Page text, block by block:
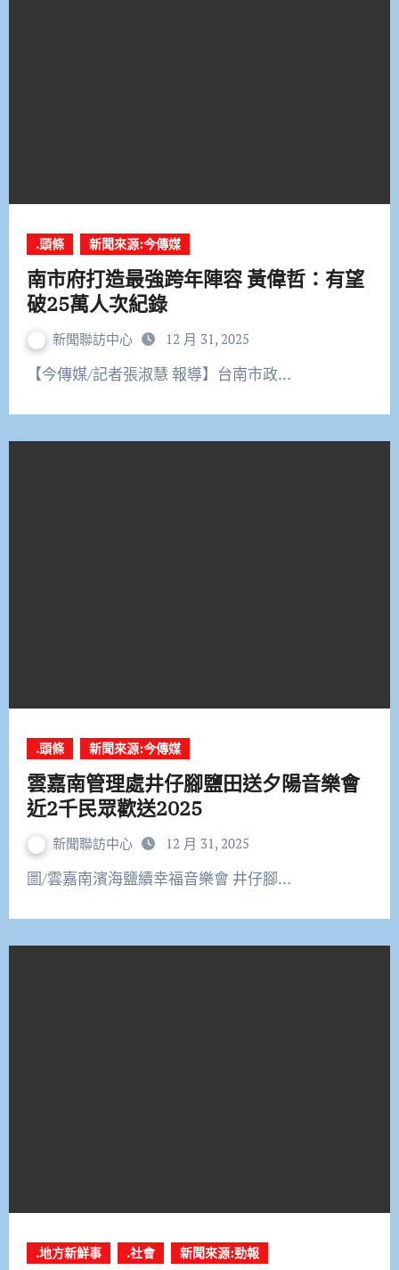
.頭條 新聞來源:今傳媒
南市府打造最強跨年陣容 黃偉哲：有望
破25萬人次紀錄
新聞聯訪中心 12 月 31, 2025
【今傳媒/記者張淑慧 報導】台南市政…
.頭條 新聞來源:今傳媒
雲嘉南管理處井仔腳鹽田送夕陽音樂會
近2千民眾歡送2025
新聞聯訪中心 12 月 31, 2025
圖/雲嘉南濱海鹽續幸福音樂會 井仔腳…
.地方新鮮事 .社會 新聞來源:勁報